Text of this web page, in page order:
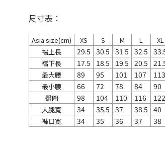
尺寸表：
Asia size(cm) XS S M L
XL
襠上長
29.5 30.5 31.5 32.5
襠下長 17.5 18.5 19.5 20.5
最大腰 89 95 101 107 113
最小腰 66 72 78 84 90
臀圍 98 104 110 116 122
大腿寬 34 35.5 37 38.5 40
褲口寬 34 35 36 37 38